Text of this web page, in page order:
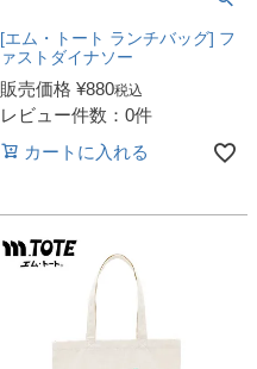
[エム・トート ランチバッグ] フ
ァストダイナソー
販売価格 ¥880税込
レビュー件数：0件
カートに入れる